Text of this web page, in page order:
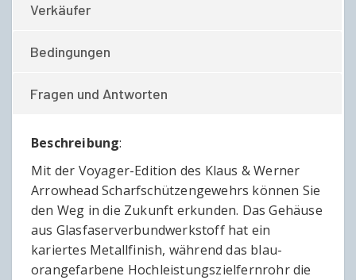
Verkäufer
Bedingungen
Fragen und Antworten
Beschreibung:
Mit der Voyager-Edition des Klaus & Werner
Arrowhead Scharfschützengewehrs können Sie
den Weg in die Zukunft erkunden. Das Gehäuse
aus Glasfaserverbundwerkstoff hat ein
kariertes Metallfinish, während das blau-
orangefarbene Hochleistungszielfernrohr die